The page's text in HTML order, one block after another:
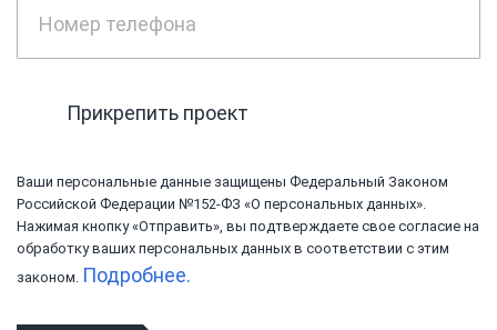
Номер телефона
Прикрепить проект
Ваши персональные данные защищены Федеральный Законом
Российской Федерации №152-ФЗ «О персональных данных».
Нажимая кнопку «Отправить», вы подтверждаете свое согласие на
обработку ваших персональных данных в соответствии с этим
законом. Подробнее.